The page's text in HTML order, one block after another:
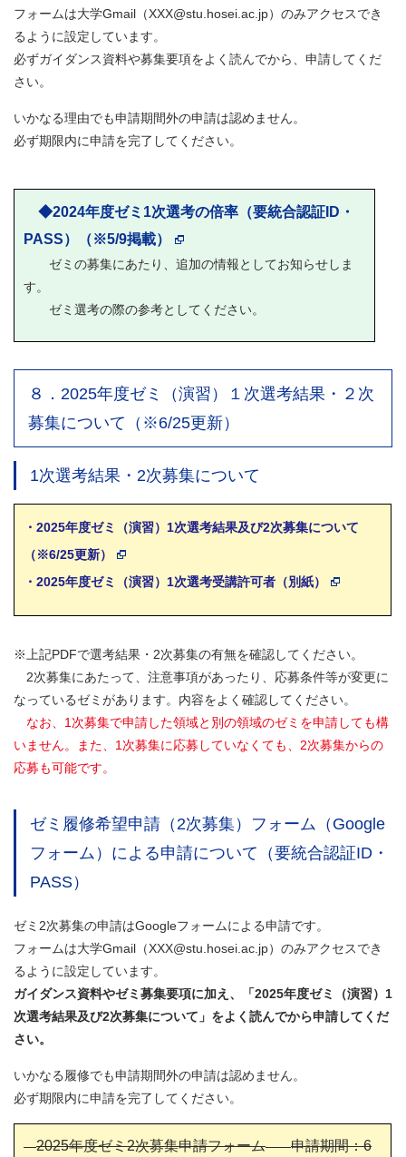
フォームは大学Gmail（XXX@stu.hosei.ac.jp）のみアクセスでき
るように設定しています。
必ずガイダンス資料や募集要項をよく読んでから、申請してくだ
さい。
いかなる理由でも申請期間外の申請は認めません。
必ず期限内に申請を完了してください。
◆2024年度ゼミ1次選考の倍率（要統合認証ID・
PASS）（※5/9掲載）
ゼミの募集にあたり、追加の情報としてお知らせしま
す。
ゼミ選考の際の参考としてください。
８．2025年度ゼミ（演習）１次選考結果・２次
募集について（※6/25更新）
1次選考結果・2次募集について
・2025年度ゼミ（演習）1次選考結果及び2次募集について
（※6/25更新）
・2025年度ゼミ（演習）1次選考受講許可者（別紙）
※上記PDFで選考結果・2次募集の有無を確認してください。
2次募集にあたって、注意事項があったり、応募条件等が変更に
なっているゼミがあります。内容をよく確認してください。
なお、1次募集で申請した領域と別の領域のゼミを申請しても構
いません。また、1次募集に応募していなくても、2次募集からの
応募も可能です。
ゼミ履修希望申請（2次募集）フォーム（Google
フォーム）による申請について（要統合認証ID・
PASS）
ゼミ2次募集の申請はGoogleフォームによる申請です。
フォームは大学Gmail（XXX@stu.hosei.ac.jp）のみアクセスでき
るように設定しています。
ガイダンス資料やゼミ募集要項に加え、「2025年度ゼミ（演習）1
次選考結果及び2次募集について」をよく読んでから申請してくだ
さい。
いかなる履修でも申請期間外の申請は認めません。
必ず期限内に申請を完了してください。
2025年度ゼミ2次募集申請フォーム
申請期間：6